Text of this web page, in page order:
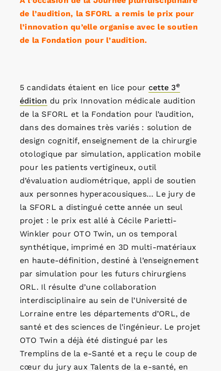
de l’audition, la SFORL a remis le prix pour
l’innovation qu’elle organise avec le soutien
de la Fondation pour l’audition.
5 candidats étaient en lice pour cette 3e
édition du prix Innovation médicale audition
de la SFORL et la Fondation pour l’audition,
dans des domaines très variés : solution de
design cognitif, enseignement de la chirurgie
otologique par simulation, application mobile
pour les patients vertigineux, outil
d’évaluation audiométrique, appli de soutien
aux personnes hyperacousiques… Le jury de
la SFORL a distingué cette année un seul
projet : le prix est allé à Cécile Parietti-
Winkler pour OTO Twin, un os temporal
synthétique, imprimé en 3D multi-matériaux
en haute-définition, destiné à l’enseignement
par simulation pour les futurs chirurgiens
ORL. Il résulte d’une collaboration
interdisciplinaire au sein de l’Université de
Lorraine entre les départements d’ORL, de
santé et des sciences de l’ingénieur. Le projet
OTO Twin a déjà été distingué par les
Tremplins de la e-Santé et a reçu le coup de
cœur du jury aux Talents de la e-santé, en